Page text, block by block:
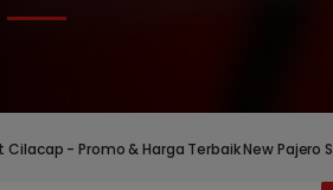
Cilacap - Promo & Harga Terbaik New Pajero